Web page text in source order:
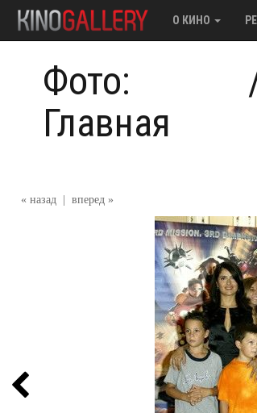
О КИНО
Фото:
Главная
« назад вперед »